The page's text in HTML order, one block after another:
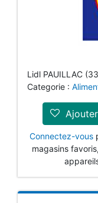
Lidl PAUILLAC
Categorie :
Connectez-vous
magasins